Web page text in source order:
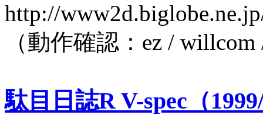
http://
（動作確認：ez /
駄目日誌R V-spec（